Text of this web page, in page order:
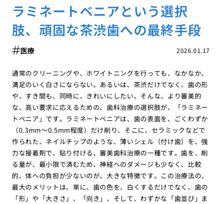
ラミネートベニアという選択
肢、頑固な茶渋歯への最終手段
2026.01.17
医療
通常のクリーニングや、ホワイトニングを行っても、なかなか、
満足のいく白さにならない。あるいは、茶渋だけでなく、歯の形
や、すき間も、同時に、きれいにしたい。そんな、より審美的
な、高い要求に応えるための、歯科治療の選択肢が、「ラミネー
トベニア」です。ラミネートベニアは、歯の表面を、ごくわずか
（0.3mm〜0.5mm程度）だけ削り、そこに、セラミックなどで
作られた、ネイルチップのような、薄いシェル（付け歯）を、強
力な接着剤で、貼り付ける、審美歯科治療の一種です。歯を、削
る量が、最小限で済むため、神経へのダメージも少なく、比較
的、体への負担が少ないのが、大きな特徴です。この治療法の、
最大のメリットは、単に、歯の色を、白くするだけでなく、歯の
「形」や「大きさ」、「向き」、そして、わずかな「歯並び」ま